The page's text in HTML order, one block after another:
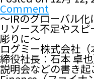
Comment
〜IRのグローバル化
リソース不足やス
彫りに〜
ログミー株式会社
締役社長：石本 卓
説明会などの書き